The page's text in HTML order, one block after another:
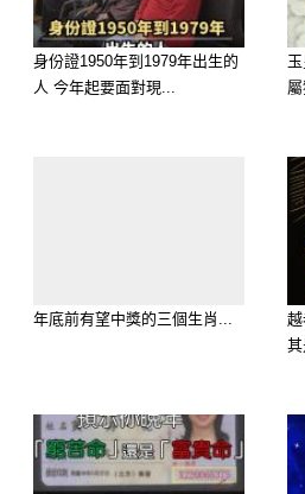
歡迎來下水道觀看更
https://lihi3.cc/c5H8h
面試官：「二把火叫
身份證1950年到1979年出生的
人 今年起要面對現...
年底前有望中獎的三個生肖...
其